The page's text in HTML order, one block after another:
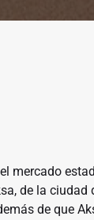
mercado
de la ciudad
de que